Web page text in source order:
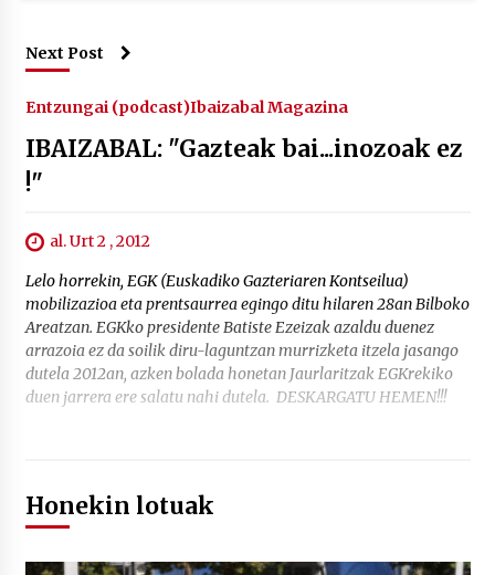
Next Post
Entzungai (podcast)Ibaizabal Magazina
IBAIZABAL: "Gazteak bai...inozoak ez
!"
al. Urt 2 , 2012
Lelo horrekin, EGK (Euskadiko Gazteriaren Kontseilua)
mobilizazioa eta prentsaurrea egingo ditu hilaren 28an Bilboko
Areatzan. EGKko presidente Batiste Ezeizak azaldu duenez
arrazoia ez da soilik diru-laguntzan murrizketa itzela jasango
dutela 2012an, azken bolada honetan Jaurlaritzak EGKrekiko
duen jarrera ere salatu nahi dutela. DESKARGATU HEMEN!!!
Honekin lotuak